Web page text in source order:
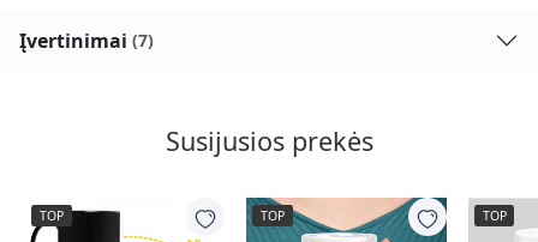
Įvertinimai (7)
Susijusios prekės
TOP TOP TOP